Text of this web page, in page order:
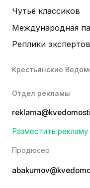
Чутьё классиков
Международная
Реплики экспертов
Крестьянские
Отдел рекламы
Разместить рекламу
Продюсер